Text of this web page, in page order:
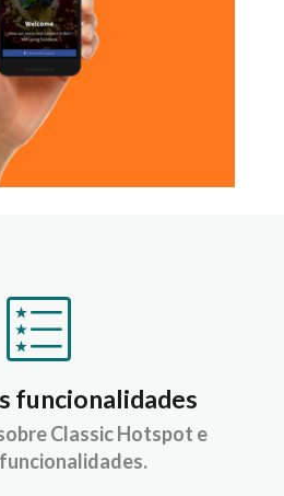
funcionalidades
Classic Hotspot e